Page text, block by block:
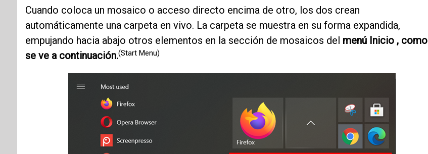
Cuando coloca un mosaico o acceso directo encima de otro, los dos crean
automáticamente una carpeta en vivo. La carpeta se muestra en su forma expandida,
empujando hacia abajo otros elementos en la sección de mosaicos del menú Inicio , como
se ve a continuación.(Start Menu)